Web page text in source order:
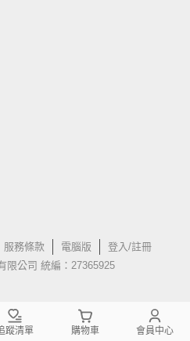
服務條款 電腦版
登入/註冊
限公司 統編：27365925
蹤清單 購物車 會員中心